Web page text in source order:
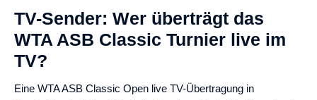
TV-Sender: Wer überträgt das
WTA ASB Classic Turnier live im
TV?
Eine WTA ASB Classic Open live TV-Übertragung in